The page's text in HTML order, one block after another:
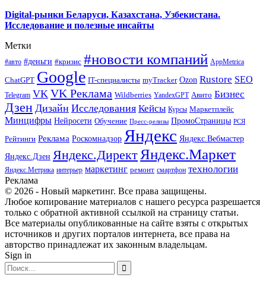
Digital-рынки Беларуси, Казахстана, Узбекистана.
Исследование и полезные инсайты
Метки
#авто #деньги #кризис #новости компаний AppMetrica
ChatGPT Google IT-специалисты myTracker Ozon Rustore SEO
Telegram VK VK Реклама Wildberries YandexGPT Авито Бизнес
Дзен Дизайн Исследования Кейсы Курсы Маркетплейс
Минцифры Нейросети Обучение Пресс-релизы ПромоСтраницы РСЯ
Рейтинги Реклама Роскомнадзор Яндекс Яндекс.Вебмастер
Яндекс.Дзен Яндекс.ДиректЯндекс.Маркет
Яндекс.Метрика интерьер маркетинг ремонт смартфон технологии
Реклама
© 2026 - Новый маркетинг. Все права защищены.
Любое копирование материалов с нашего ресурса разрешается
только с обратной активной ссылкой на страницу статьи.
Все материалы опубликованные на сайте взяты с открытых
источников и других порталов интернета, все права на
авторство принадлежат их законным владельцам.
Sign in